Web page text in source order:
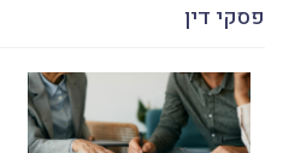
פסקי דין